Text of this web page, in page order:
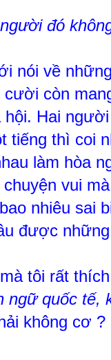
đó
nói về
cười còn
hội. Hai
tiếng thì coi
làm hòa
vui
nhiêu sai
được
tôi rất
ngữ quốc tế,
không cơ ?